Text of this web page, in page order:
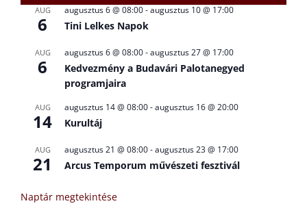
AUG
6
augusztus 6 @ 08:00-augusztus 10 @ 17:00
Tini Lelkes Napok
AUG
6
augusztus 6 @ 08:00-augusztus 27 @ 17:00
Kedvezmény a Budavári Palotanegyed
programjaira
AUG
14
augusztus 14 @ 08:00-augusztus 16 @ 20:00
Kurultáj
AUG
21
augusztus 21 @ 08:00-augusztus 23 @ 17:00
Arcus Temporum művészeti fesztivál
Naptár megtekintése